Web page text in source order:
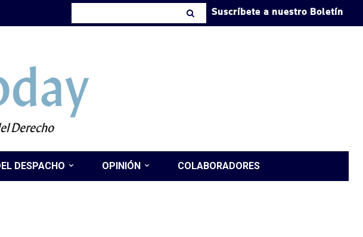
Suscríbete a nuestro Boletín
Derecho
DESPACHO OPINIÓN COLABORADORES